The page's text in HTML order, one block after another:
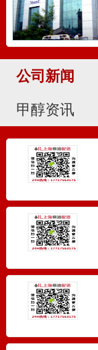
公司新闻
甲醇资讯